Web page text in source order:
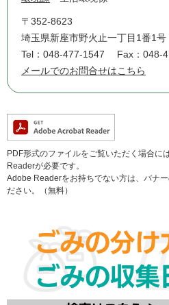
〒352-8623
埼玉県新座市野火止一丁目1番1
Tel：048-477-1547
Fax：048-
メールでのお問合せはこちら
PDF形式のファイルをご覧いただく場合に
Readerが必要です。
Adobe Readerをお持ちでない方は、バナ
ださい。（無料）